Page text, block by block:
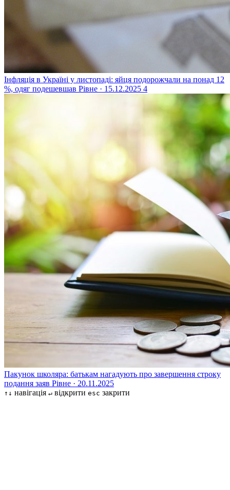
Інфляція в Україні у листопаді: яйця подорожчали на понад 12
%, одяг подешевшав Рівне · 15.12.2025 4
Пакунок школяра: батькам нагадують про завершення строку
подання заяв Рівне · 20.11.2025
↑↓ навігація ↵ відкрити esc закрити